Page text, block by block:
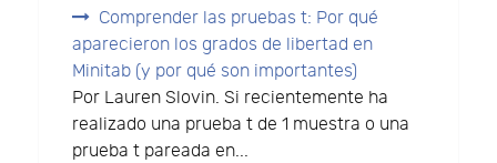
Comprender las pruebas t: Por qué
aparecieron los grados de libertad en
Minitab (y por qué son importantes)
Por Lauren Slovin. Si recientemente ha
realizado una prueba t de 1 muestra o una
prueba t pareada en...